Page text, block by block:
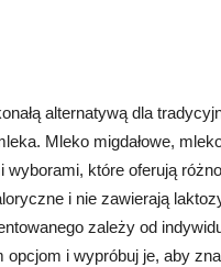
alternatywą dla
Mleko migdałowe,
które oferują
i nie zawierają
zależy od
i wypróbuj je, aby